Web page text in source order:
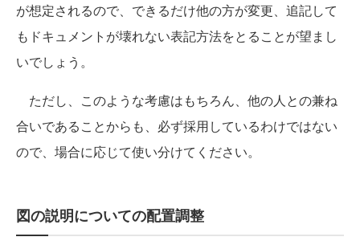
が想定されるので、できるだけ他の方が変更、追記して
もドキュメントが壊れない表記方法をとることが望まし
いでしょう。
ただし、このような考慮はもちろん、他の人との兼ね
合いであることからも、必ず採用しているわけではない
ので、場合に応じて使い分けてください。
図の説明についての配置調整